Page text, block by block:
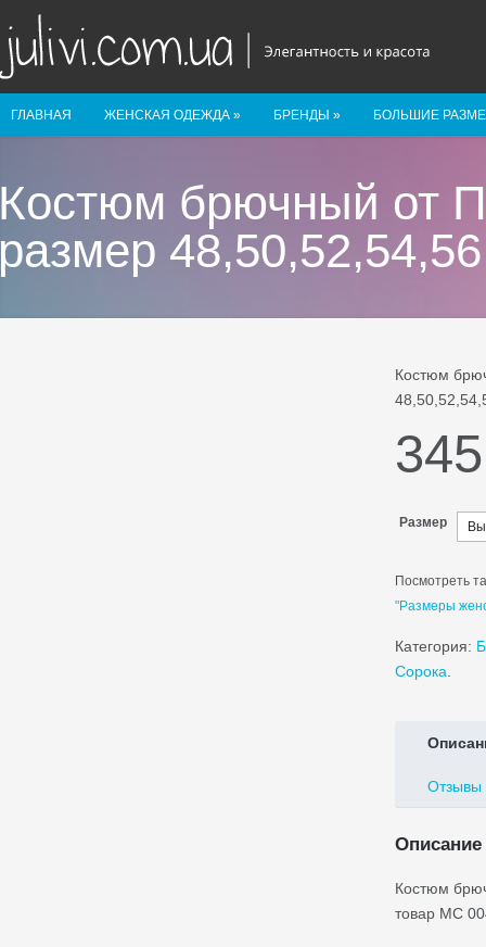
ГЛАВНАЯ ЖЕНСКАЯ ОДЕЖДА » БРЕНДЫ » БОЛЬШИЕ
брючный от
Костюм
Размер
Посмотреть
"Размеры
Категория:
Сорока
Отзывы
Описание
Костюм
товар МС